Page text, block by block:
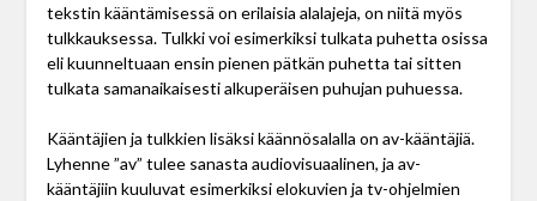
tekstin kääntämisessä on erilaisia alalajeja, on niitä myös
tulkkauksessa. Tulkki voi esimerkiksi tulkata puhetta osissa
eli kuunneltuaan ensin pienen pätkän puhetta tai sitten
tulkata samanaikaisesti alkuperäisen puhujan puhuessa.
Kääntäjien ja tulkkien lisäksi käännösalalla on av-kääntäjiä.
Lyhenne ”av” tulee sanasta audiovisuaalinen, ja av-
kääntäjiin kuuluvat esimerkiksi elokuvien ja tv-ohjelmien